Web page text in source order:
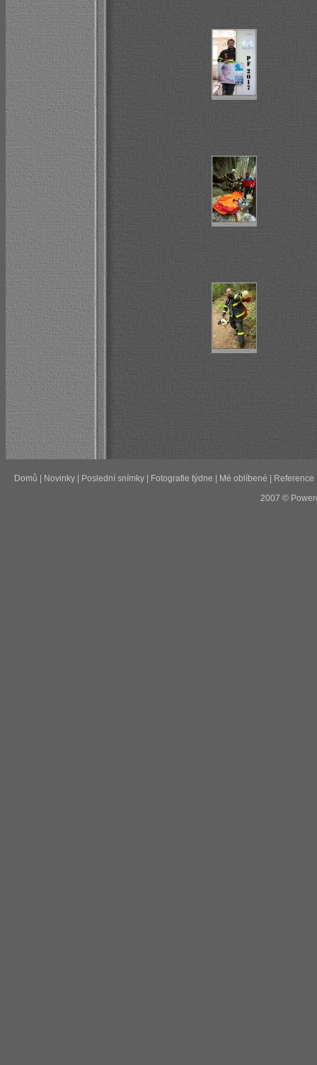
Domů Novinky| Poslední snímky| Fotografie týdne Mé oblíbené Reference
2007 ©